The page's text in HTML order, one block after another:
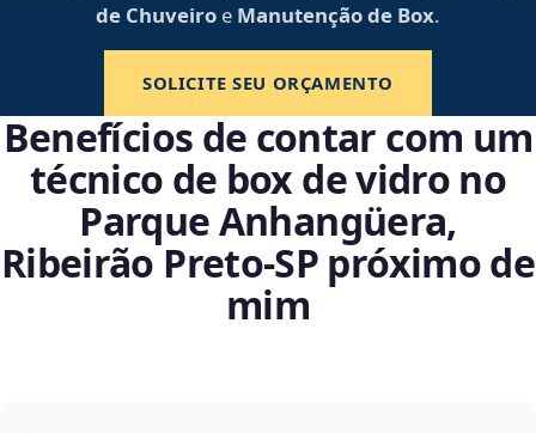
de Chuveiro e Manutenção de Box.
SOLICITE SEU ORÇAMENTO
Benefícios de contar com um
técnico de box de vidro no
Parque Anhangüera,
Ribeirão Preto‑SP próximo de
mim